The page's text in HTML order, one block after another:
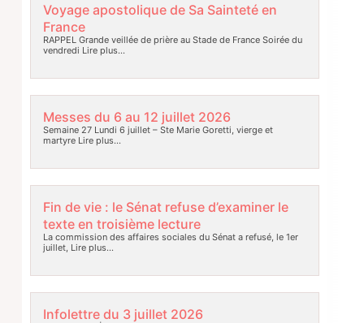
Voyage apostolique de Sa Sainteté en
France
RAPPEL Grande veillée de prière au Stade de France Soirée du
vendredi Lire plus…
Messes du 6 au 12 juillet 2026
Semaine 27 Lundi 6 juillet – Ste Marie Goretti, vierge et
martyreLire plus…
Fin de vie : le Sénat refuse d’examiner le
texte en troisième lecture
La commission des affaires sociales du Sénat a refusé, le 1er
juillet, Lire plus…
Infolettre du 3 juillet 2026